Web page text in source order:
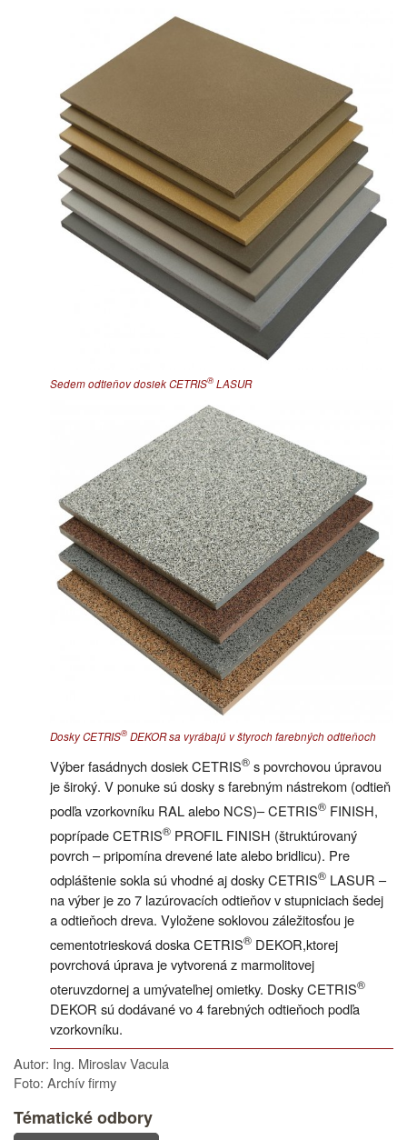
Sedem odtieňov dosiek CETRIS® LASUR
Dosky CETRIS® DEKOR sa vyrábajú v štyroch farebných odtieňoch
Výber fasádnych dosiek CETRIS® s povrchovou úpravou
je široký. V ponuke sú dosky s farebným nástrekom (odtieň
podľa vzorkovníku RAL alebo NCS)– CETRIS® FINISH,
poprípade CETRIS® PROFIL FINISH (štruktúrovaný
povrch – pripomína drevené late alebo bridlicu). Pre
odpláštenie sokla sú vhodné aj dosky CETRIS® LASUR –
na výber je zo 7 lazúrovacích odtieňov v stupniciach šedej
a odtieňoch dreva. Vyložene soklovou záležitosťou je
cementotriesková doska CETRIS® DEKOR,ktorej
povrchová úprava je vytvorená z marmolitovej
oteruvzdornej a umývateľnej omietky. Dosky CETRIS®
DEKOR sú dodávané vo 4 farebných odtieňoch podľa
vzorkovníku.
Autor: Ing. Miroslav Vacula
Foto: Archív firmy
Tématické odbory